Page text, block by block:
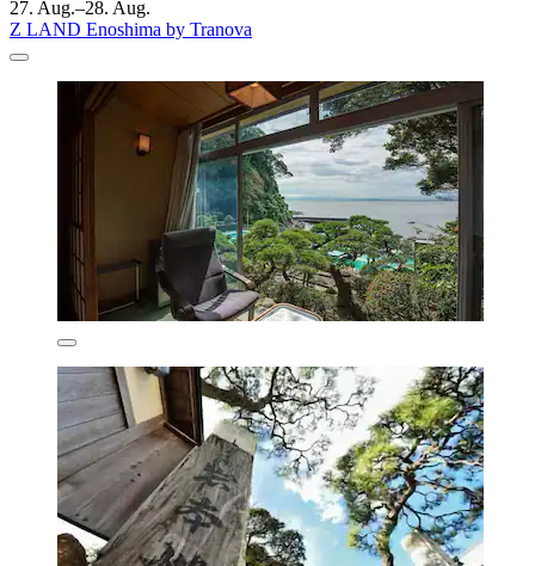
27. Aug.–28. Aug.
Z LAND Enoshima by Tranova